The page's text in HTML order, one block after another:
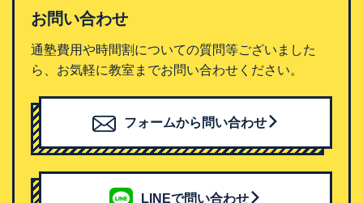
お問い合わせ
通塾費用や時間割についての質問等ございました
ら、お気軽に教室までお問い合わせください。
フォームから問い合わせ
LINEで問い合わせ